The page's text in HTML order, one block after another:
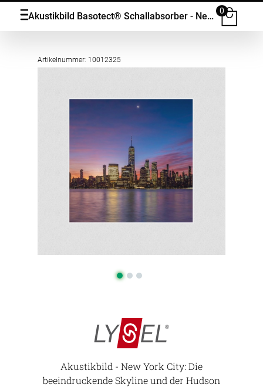
Akustikbild Basotect® Schallabsorber - New York City: Die beeindruckende Skyline und der Hudson River in vielen Grössen
0
Artikelnummer: 10012325
Akustikbild - New York City: Die
beeindruckende Skyline und der Hudson